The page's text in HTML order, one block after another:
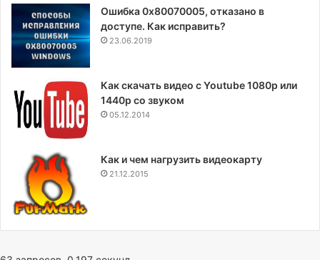
Ошибка 0x80070005, отказано в
доступе. Как исправить?
23.06.2019
Как скачать видео с Youtube 1080p или
1440p со звуком
05.12.2014
Как и чем нагрузить видеокарту
21.12.2015